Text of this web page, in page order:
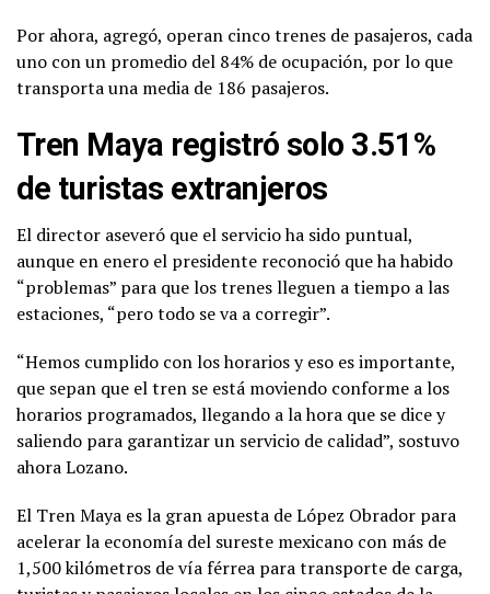
Por ahora, agregó, operan cinco trenes de pasajeros, cada
uno con un promedio del 84% de ocupación, por lo que
transporta una media de 186 pasajeros.
Tren Maya registró solo 3.51%
de turistas extranjeros
El director aseveró que el servicio ha sido puntual,
aunque en enero el presidente reconoció que ha habido
“problemas” para que los trenes lleguen a tiempo a las
estaciones, “pero todo se va a corregir”.
“Hemos cumplido con los horarios y eso es importante,
que sepan que el tren se está moviendo conforme a los
horarios programados, llegando a la hora que se dice y
saliendo para garantizar un servicio de calidad”, sostuvo
ahora Lozano.
El Tren Maya es la gran apuesta de López Obrador para
acelerar la economía del sureste mexicano con más de
1,500 kilómetros de vía férrea para transporte de carga,